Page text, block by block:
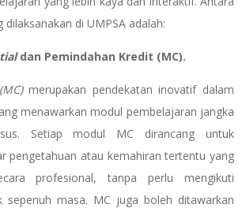
di UMPSA adalah:
dan Pemindahan Kredit (MC).
merupakan pendekatan inovatif dalam
menawarkan modul pembelajaran jangka
Setiap modul MC dirancang untuk
pengetahuan atau kemahiran tertentu yang
profesional, tanpa perlu mengikuti
sepenuh masa. MC juga boleh ditawarkan